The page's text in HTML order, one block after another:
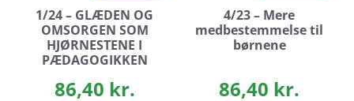
1/24 – GLÆDEN OG
OMSORGEN SOM
HJØRNESTENE I
PÆDAGOGIKKEN
86,40 kr.
4/23 – Mere
medbestemmelse til
børnene
86,40 kr.